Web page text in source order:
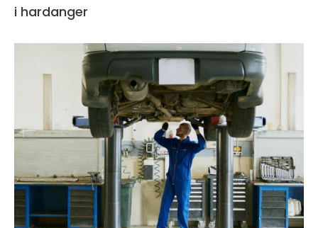
i hardanger